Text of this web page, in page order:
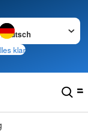
wechseln zu
klar